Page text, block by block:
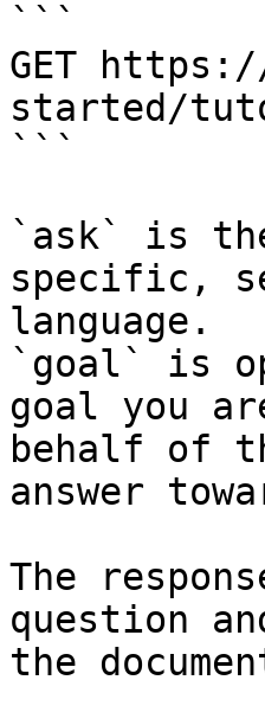
```
GET
started/
```
`ask` is
specific,
language.
`goal` is
goal you
behalf of
answer
The
question
the